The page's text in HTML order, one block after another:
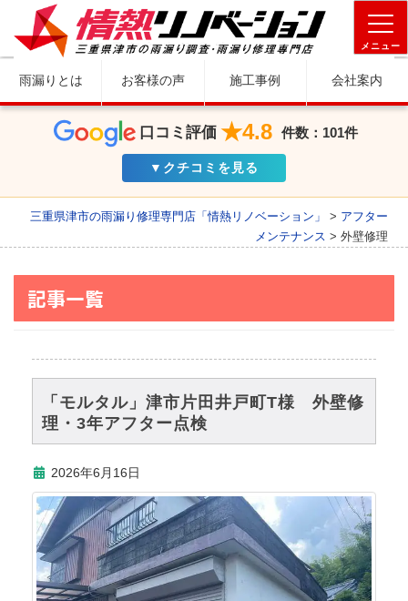
メニュー
雨漏りとは お客様の声 施工事例 会社案内
口コミ評価 ★4.8 件数：101件
▼クチコミを見る
三重県津市の雨漏り修理専門店「情熱リノベーション」 > アフター
メンテナンス > 外壁修理
記事一覧
「モルタル」津市片田井戸町T様 外壁修
理・3年アフター点検
2026年6月16日